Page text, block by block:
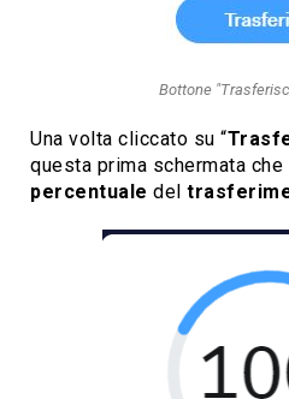
Bottone
Una volta cliccato su “
questa prima schermata che
percentuale del